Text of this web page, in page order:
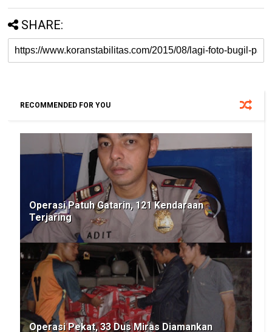
SHARE:
RECOMMENDED FOR YOU
Operasi Patuh Gatarin, 121 Kendaraan
Terjaring
Operasi Pekat, 33 Dus Miras Diamankan